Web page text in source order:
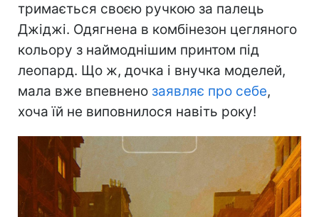
тримається своєю ручкою за палець
Джіджі. Одягнена в комбінезон цегляного
кольору з наймоднішим принтом під
леопард. Що ж, дочка і внучка моделей,
мала вже впевнено заявляє про себе,
хоча їй не виповнилося навіть року!